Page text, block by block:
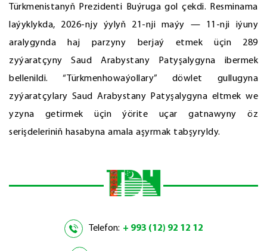
Türkmenistanyň Prezidenti Buýruga gol çekdi. Resminama
laýyklykda, 2026-njy ýylyň 21-nji maýy — 11-nji iýuny
aralygynda haj parzyny berjaý etmek üçin 289
zyýaratçyny Saud Arabystany Patyşalygyna ibermek
bellenildi. “Türkmenhowaýollary” döwlet gullugyna
zyýaratçylary Saud Arabystany Patyşalygyna eltmek we
yzyna getirmek üçin ýörite uçar gatnawyny öz
serişdeleriniň hasabyna amala aşyrmak tabşyryldy.
Telefon: + 993 (12) 92 12 12